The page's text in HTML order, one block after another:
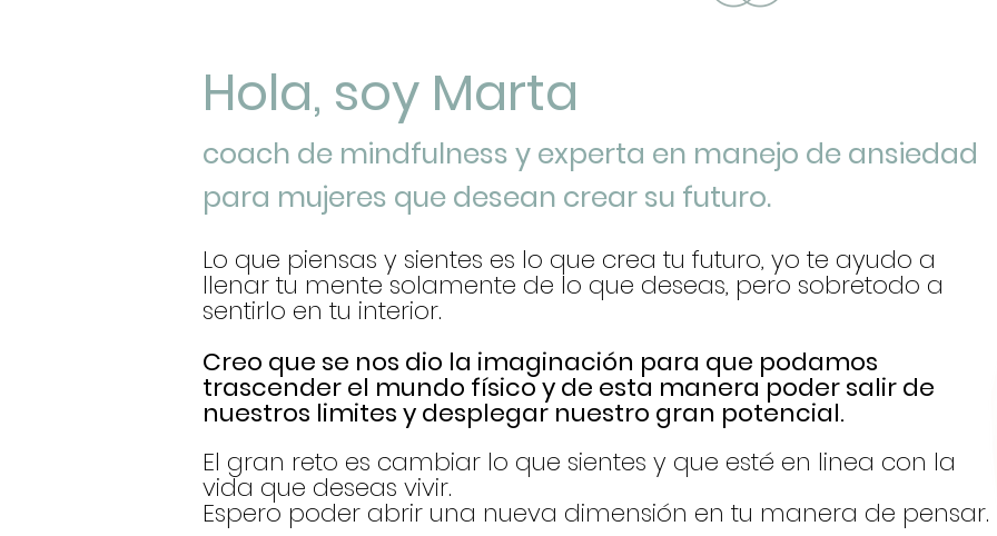
Hola, soy Marta
coach de mindfulness y experta en manejo de ansiedad
para mujeres que desean crear su futuro.
Lo que piensas y sientes es lo que crea tu futuro, yo te ayudo a
llenar tu mente solamente de lo que deseas, pero sobretodo a
sentirlo en tu interior.
Creo que se nos dio la imaginación para que podamos
trascender el mundo físico y de esta manera poder salir de
nuestros limites y desplegar nuestro gran potencial.
El gran reto es cambiar lo que sientes y que esté en linea con la
vida que deseas vivir.
Espero poder abrir una nueva dimensión en tu manera de pensar.